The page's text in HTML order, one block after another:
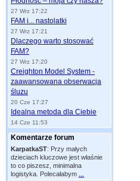
27 Wrz 17:22
FAM i... nastolatki
27 Wrz 17:21
Dlaczego warto stosować
FAM?
27 Wrz 17:20
Creighton Model System -
zaawansowana obserwacja
śluzu
20 Cze 17:27
Idealna metoda dla Ciebie
14 Cze 11:53
Komentarze forum
KarpatkaST: Przy małych
dzieciach kluczowe jest właśnie
to co piszesz, minimalna
logistyka. Polecałabym